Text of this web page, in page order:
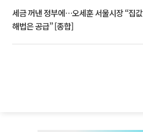
세금 꺼낸 정부에…오세훈 서울시장 “집값
해법은 공급” [종합]